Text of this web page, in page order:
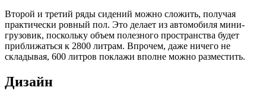
Второй и третий ряды сидений можно сложить, получая
практически ровный пол. Это делает из автомобиля мини-
грузовик, поскольку объем полезного пространства будет
приближаться к 2800 литрам. Впрочем, даже ничего не
складывая, 600 литров поклажи вполне можно разместить.
Дизайн